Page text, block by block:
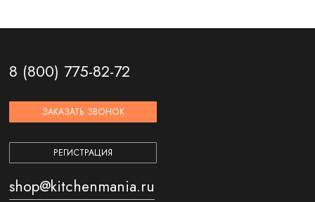
8 (800) 775-82-72
ЗАКАЗАТЬ ЗВОНОК
РЕГИСТРАЦИЯ
shop@kitchenmania.ru